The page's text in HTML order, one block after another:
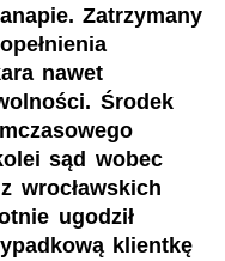
Zatrzymany
nawet
Środek
sąd wobec
wrocławskich
ugodził
klientkę